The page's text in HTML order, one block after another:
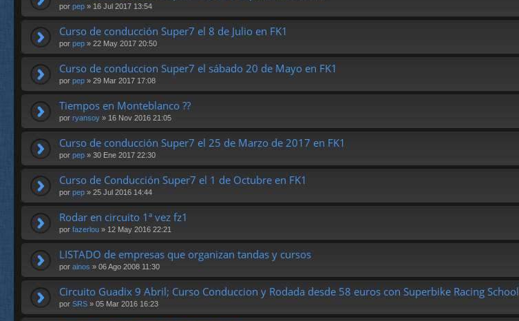
por pep » 16 Jul 2017 13:54
Curso de conducción Super7 el 8 de Julio en FK1
por pep » 22 May 2017 20:50
Curso de conduccion Super7 el sábado 20 de Mayo en FK1
por pep » 29 Mar 2017 17:08
Tiempos en Monteblanco ??
por ryansoy » 16 Nov 2016 21:05
Curso de conducción Super7 el 25 de Marzo de 2017 en FK1
por pep » 30 Ene 2017 22:30
Curso de Conducción Super7 el 1 de Octubre en FK1
por pep » 25 Jul 2016 14:44
Rodar en circuito 1ª vez fz1
por fazerlou » 12 May 2016 22:21
LISTADO de empresas que organizan tandas y cursos
por ainos » 06 Ago 2008 11:30
Circuito Guadix 9 Abril; Curso Conduccion y Rodada desde 58 euros con Superbike Racing School
por SRS » 05 Mar 2016 16:23